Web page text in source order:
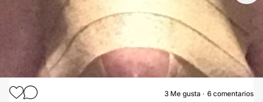
RINOPLASTIA
3 Me gusta 6 comentarios